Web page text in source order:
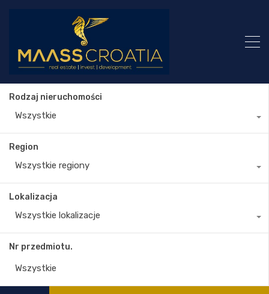
Rodzaj nieruchomości
Wszystkie
Region
Wszystkie regiony
Lokalizacja
Wszystkie lokalizacje
Nr przedmiotu.